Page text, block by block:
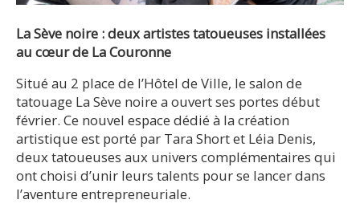
La Sève noire : deux artistes tatoueuses installées
au cœur de La Couronne
Situé au 2 place de l’Hôtel de Ville, le salon de
tatouage La Sève noire a ouvert ses portes début
février. Ce nouvel espace dédié à la création
artistique est porté par Tara Short et Léia Denis,
deux tatoueuses aux univers complémentaires qui
ont choisi d’unir leurs talents pour se lancer dans
l’aventure entrepreneuriale.